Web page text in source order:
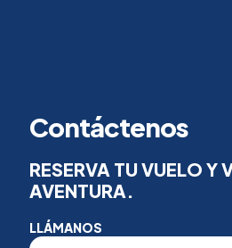
Contáctenos
RESERVA TU VUELO Y
AVENTURA.
LLÁMANOS